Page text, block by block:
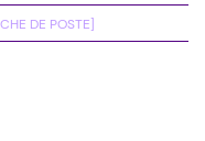
DE POSTE]